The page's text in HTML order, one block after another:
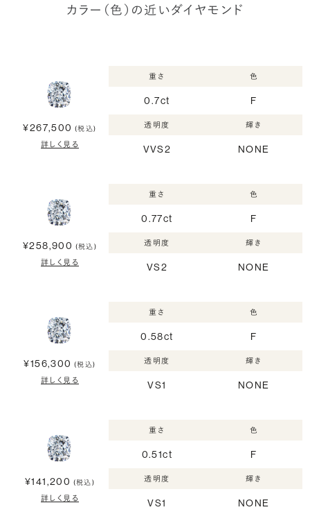
カラー（色）の近いダイヤモンド
¥267,500 (税込)
詳しく見る
重さ
0.7ct
色
F
透明度
VVS2
輝き
NONE
¥258,900 (税込)
詳しく見る
重さ
0.77ct
色
F
透明度
VS2
輝き
NONE
¥156,300 (税込)
詳しく見る
重さ
0.58ct
色
F
透明度
VS1
輝き
NONE
¥141,200 (税込)
詳しく見る
重さ
0.51ct
色
F
透明度
VS1
輝き
NONE